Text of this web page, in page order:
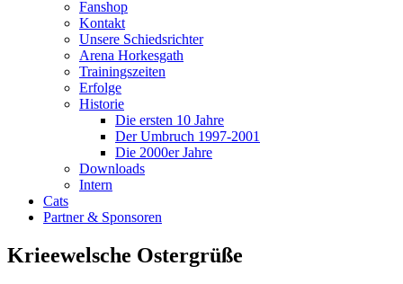
Fanshop
Kontakt
Unsere Schiedsrichter
Arena Horkesgath
Trainingszeiten
Erfolge
Historie
Die ersten 10 Jahre
Der Umbruch 1997-2001
Die 2000er Jahre
Downloads
Intern
Cats
Partner & Sponsoren
Krieewelsche Ostergrüße